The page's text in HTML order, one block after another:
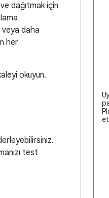
dağıtmak için
veya daha
her
okuyun.
test